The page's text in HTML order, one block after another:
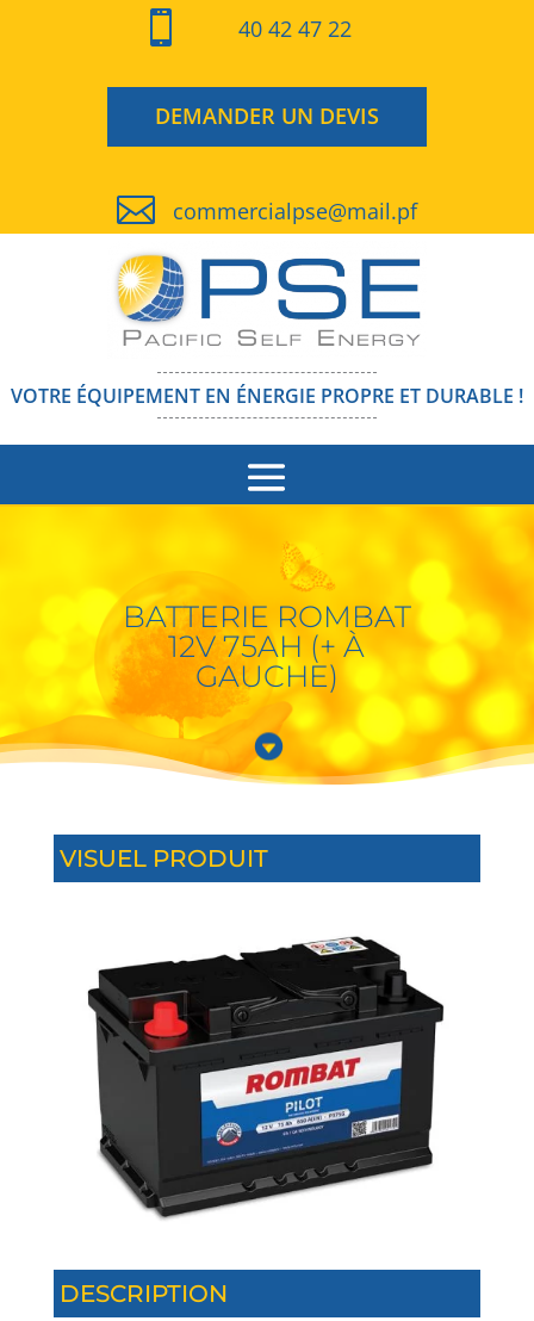
 40 42 47 22
DEMANDER UN DEVIS
 commercialpse@mail.pf
VOTRE ÉQUIPEMENT EN ÉNERGIE PROPRE ET DURABLE !
BATTERIE ROMBAT
12V 75AH (+ À
GAUCHE)

VISUEL PRODUIT
DESCRIPTION